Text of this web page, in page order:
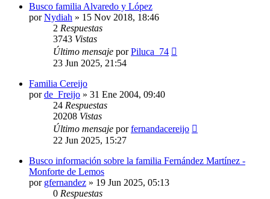
Busco familia Alvaredo y López
porNydiah » 15 Nov 2018, 18:46
2 Respuestas
3743 Vistas
Último mensaje porPiluca_74
23 Jun 2025, 21:54
Familia Cereijo
porde_Freijo » 31 Ene 2004, 09:40
24 Respuestas
20208 Vistas
Último mensaje porfernandacereijo
22 Jun 2025, 15:27
Busco información sobre la familia Fernández Martínez -
Monforte de Lemos
por gfernandez » 19 Jun 2025, 05:13
0 Respuestas